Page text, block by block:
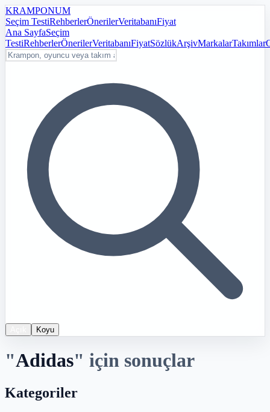
KRAMPONUM
Seçim TestiRehberlerÖnerilerVeritabanıFiyat
Ana SayfaSeçim
TestiRehberlerÖnerilerVeritabanıFiyatSözlükArşivMarkalarTakımlar
Koyu
"Adidas" için sonuçlar
Kategoriler